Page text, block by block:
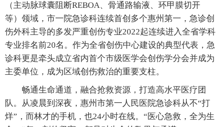
（主动脉球囊阻断REBOA、骨通路输液、环甲膜切开
等）领域，市一院急诊科连续首创多个惠州第一，急诊创
伤外科主导的多发严重创伤专业2022起连续进入全省学科
专业排名前20名。作为全省创伤中心建设的典型代表，急
诊科更是牵头成立省内首个市级医学会创伤学分会并成为
主委单位，成为区域创伤救治的重要支柱。
畅通生命通道，融合抢救资源，打造高水平医疗团
队。从凌晨到深夜，惠州市第一人民医院急诊科从不“打
烊”，而林才的手机，也24小时在线。“医心急救，全为生